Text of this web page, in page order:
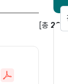
[총 266
검
색
분
파